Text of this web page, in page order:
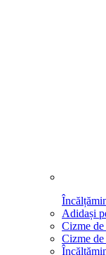
Adidași
Cizme
Cizme